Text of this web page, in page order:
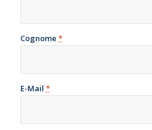
Cognome *
E-Mail *